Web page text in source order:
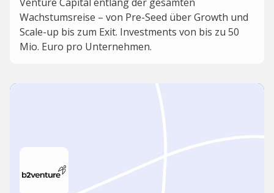
Wachstumsreise – von Pre-Seed über Growth und
Scale-up bis zum Exit. Investments von bis zu 50
Mio. Euro pro Unternehmen.